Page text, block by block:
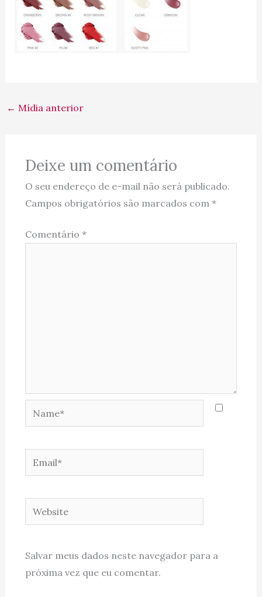
← Mídia anterior
Deixe um comentário
O seu endereço de e-mail não será publicado.
Campos obrigatórios são marcados com *
Comentário *
Name*
Email*
Website
Salvar meus dados neste navegador para a
próxima vez que eu comentar.